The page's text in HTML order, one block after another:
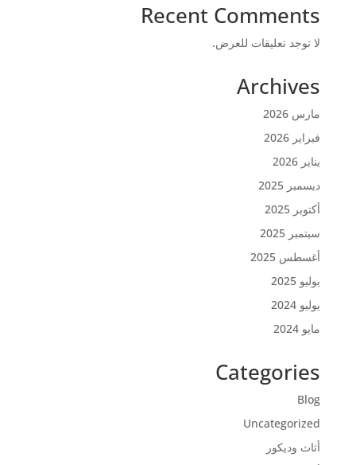
Recent Comments
لا توجد تعليقات للعرض.
Archives
مارس 2026
فبراير 2026
يناير 2026
ديسمبر 2025
أكتوبر 2025
سبتمبر 2025
أغسطس 2025
يوليو 2025
يوليو 2024
مايو 2024
Categories
Blog
Uncategorized
أثاث وديكور